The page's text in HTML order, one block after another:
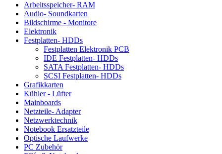
Arbeitsspeicher- RAM
Audio- Soundkarten
Bildschirme - Monitore
Elektronik
Festplatten- HDDs
Festplatten Elektronik PCB
IDE Festplatten- HDDs
SATA Festplatten- HDDs
SCSI Festplatten- HDDs
Grafikkarten
Kühler - Lüfter
Mainboards
Netzteile- Adapter
Netzwerktechnik
Notebook Ersatzteile
Optische Laufwerke
PC Zubehör